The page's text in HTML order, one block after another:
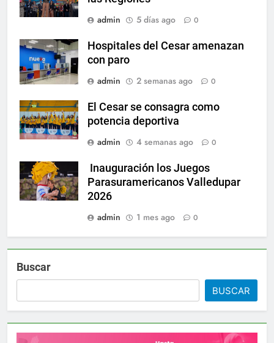
admin
5 días ago 0
Hospitales del Cesar amenazan
con paro
admin
2 semanas ago 0
El Cesar se consagra como
potencia deportiva
admin
4 semanas ago 0
Inauguración los Juegos
Parasuramericanos Valledupar
2026
admin
1 mes ago 0
Buscar
BUSCAR